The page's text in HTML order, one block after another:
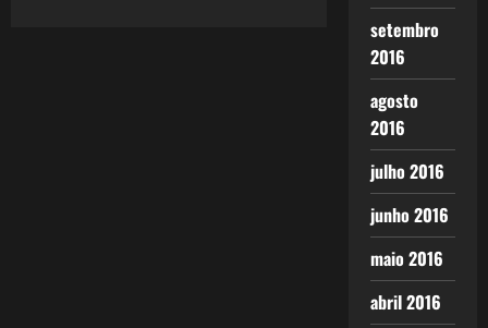
setembro
2016
agosto
2016
julho 2016
junho 2016
maio 2016
abril 2016